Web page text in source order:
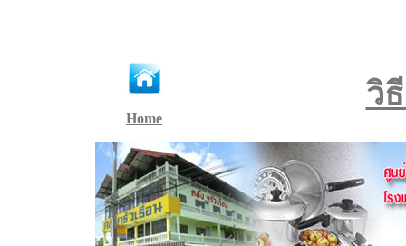
Home
วิ